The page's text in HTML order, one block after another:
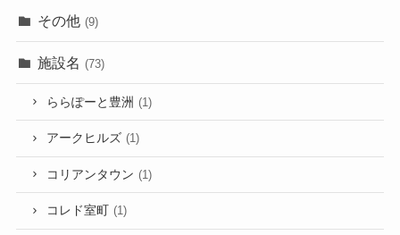
その他 (9)
施設名 (73)
ららぽーと豊洲 (1)
アークヒルズ (1)
コリアンタウン (1)
コレド室町 (1)